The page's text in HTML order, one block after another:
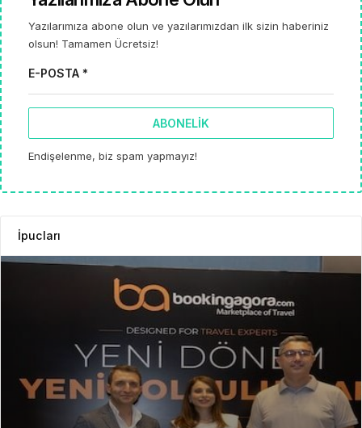
Yazılarımıza abone olun ve yazılarımızdan ilk sizin haberiniz
olsun! Tamamen Ücretsiz!
E-POSTA *
ABONELIK
Endişelenme, biz spam yapmayız!
İpucları